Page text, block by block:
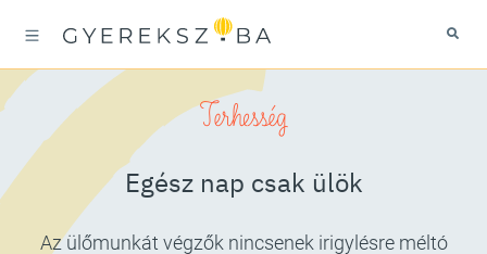
Terhesség
Egész nap csak ülök
Az ülőmunkát végzők nincsenek irigylésre méltó